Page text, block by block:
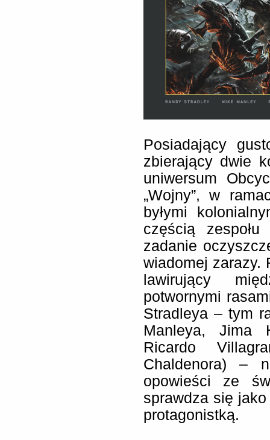
Posiadający
zbierający dwie
uniwersum
„Wojny”, w
byłymi
częścią
zadanie
wiadomej zarazy.
lawirujący
potwornymi
Stradleya – tym
Manleya, Jima
Ricardo
Chaldenora) –
opowieści ze
sprawdza się
protagonistką.